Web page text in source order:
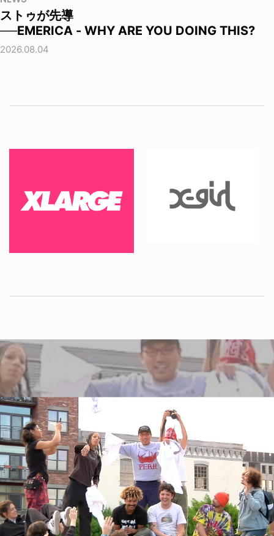
ストゥが先導
──EMERICA - WHY ARE YOU DOING THIS?
2026.08.04